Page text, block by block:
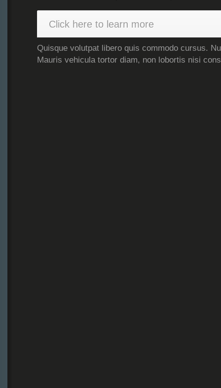
Click here to learn more
Quisque volutpat libero quis commodo cursus.
Mauris vehicula tortor diam, non lobortis nisi